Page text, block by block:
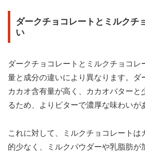
ダークチョコレートとミルクチ
い
ダークチョコレートとミルクチョコレ
量と成分の違いにより異なります。ダ
カカオ含有量が高く、カカオバターと
るため、よりビターで濃厚な味わいが
これに対して、ミルクチョコレートは
的少なく、ミルクパウダーや乳脂肪が